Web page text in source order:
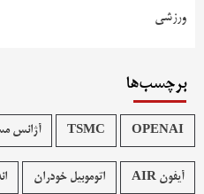
ورزشی
برچسب‌ها
OPENAI
TSMC آژانس
آیفون AIR اتوموبیل خودران